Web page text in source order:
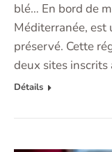
blé… En bord de
Méditerranée, est
préservé. Cette
deux sites
Détails